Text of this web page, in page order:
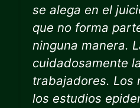
se alega en el
que no forma
ninguna manera.
cuidadosamente
trabajadores. Los
los estudios